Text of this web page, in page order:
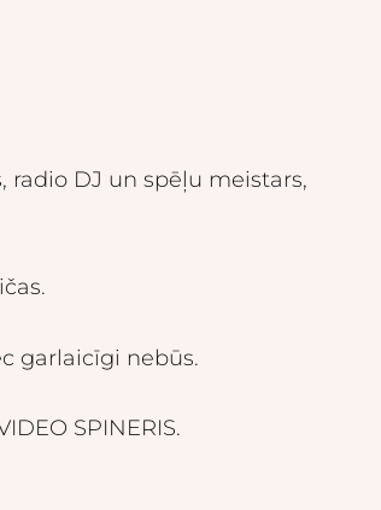
radio DJ un spēļu meistars,
garlaicīgi nebūs.
SPINERIS.